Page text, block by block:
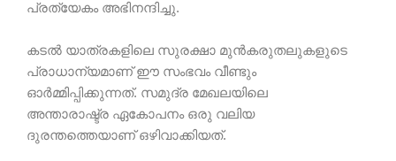
പ്രത്യേകം അഭിനന്ദിച്ചു.
കടൽ യാത്രകളിലെ സുരക്ഷാ മുൻകരുതലുകളുടെ
പ്രാധാന്യമാണ് ഈ സംഭവം വീണ്ടും
ഓർമ്മിപ്പിക്കുന്നത്. സമുദ്ര മേഖലയിലെ
അന്താരാഷ്ട്ര ഏകോപനം ഒരു വലിയ
ദുരന്തത്തെയാണ് ഒഴിവാക്കിയത്.